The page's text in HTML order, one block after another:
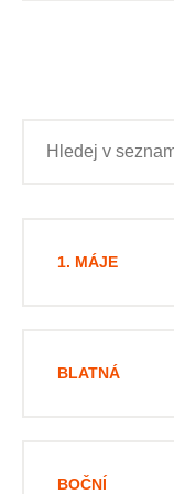
1. MÁJE
BLATNÁ
BOČNÍ